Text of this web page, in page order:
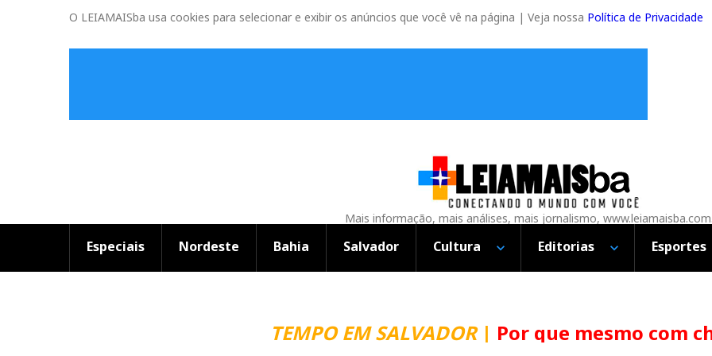
O LEIAMAISba usa cookies para selecionar e exibir os anúncios que você vê na página | Veja nossa Política de Privacidade
Mais informação, mais análises, mais jornalismo,
Especiais Nordeste Bahia Salvador Cultura Editorias Esportes
TEMPO EM SALVADOR|Por que mesmo com chuva a